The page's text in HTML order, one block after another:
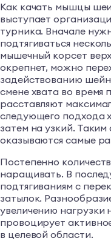
Как качать мышцы
выступает
турника. Вначале
подтягиваться
мышечный корсет
окрепнет, можно
задействованию
смене хвата во время
расставляют
следующего подхода
затем на узкий.
оказываются самые
Постепенно
наращивать. В
подтягиваниям с
затылок.
увеличению нагрузки
провоцирует
в целевой области.